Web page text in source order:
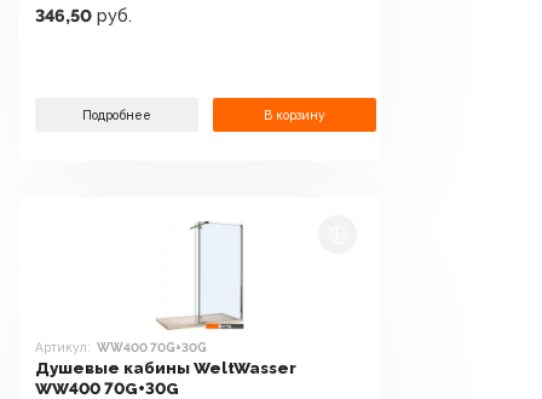
346,50 руб.
Подробнее В корзину
Артикул: WW400 70G+30G
Душевые кабины WeltWasser
WW400 70G+30G